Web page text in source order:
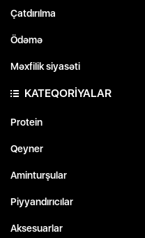
Çatdırılma
Ödəmə
Məxfilik siyasəti
KATEQORİYALAR
Protein
Qeyner
Aminturşular
Piyyandırıcılar
Aksesuarlar